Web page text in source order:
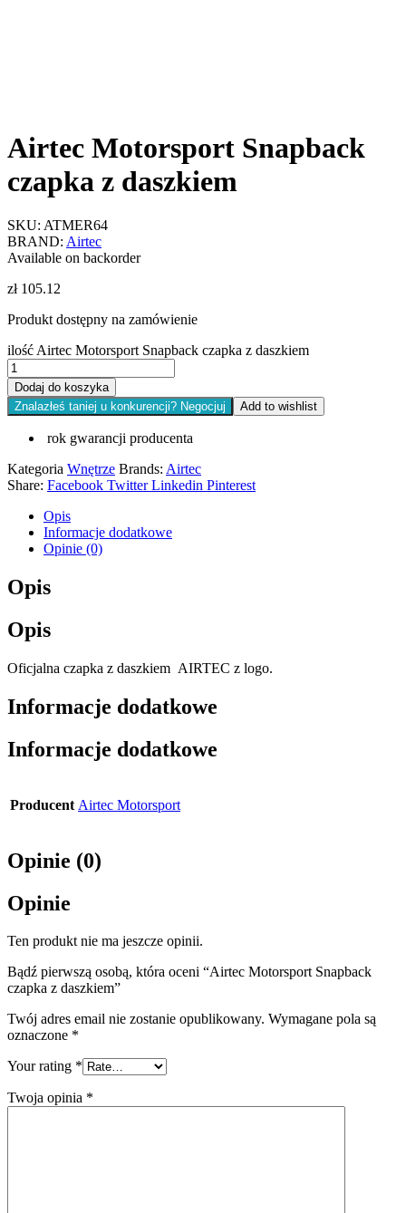
Airtec Motorsport Snapback
czapka z daszkiem
SKU: ATMER64
BRAND: Airtec
Available on backorder
zł105.12
Produkt dostępny na zamówienie
ilość Airtec Motorsport Snapback czapka z daszkiem
Dodaj do koszyka
Znalazłeś taniej u konkurencji? Negocjuj
Add to wishlist
rok gwarancji producenta
Kategoria Wnętrze Brands: Airtec
Share: Facebook Twitter Linkedin Pinterest
Opis
Informacje dodatkowe
Opinie (0)
Opis
Opis
Oficjalna czapka z daszkiem AIRTEC z logo.
Informacje dodatkowe
Informacje dodatkowe
Producent Airtec Motorsport
Opinie (0)
Opinie
Ten produkt nie ma jeszcze opinii.
Bądź pierwszą osobą, która oceni “Airtec Motorsport Snapback
czapka z daszkiem”
Twój adres email nie zostanie opublikowany. Wymagane pola są
oznaczone *
Your rating *
Twoja opinia *